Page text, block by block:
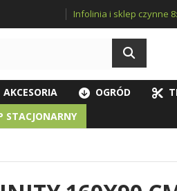
Infolinia i sklep czynne
AKCESORIA OGRÓD
STACJONARNY